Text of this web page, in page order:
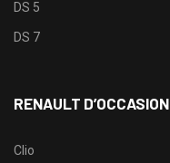
DS 5
DS 7
RENAULT D’OCCASION
Clio